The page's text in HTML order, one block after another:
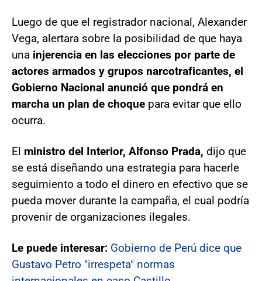
Luego de que el registrador nacional, Alexander
Vega, alertara sobre la posibilidad de que haya
una injerencia en las elecciones por parte de
actores armados y grupos narcotraficantes, el
Gobierno Nacional anunció que pondrá en
marcha un plan de choque para evitar que ello
ocurra.
El ministro del Interior, Alfonso Prada, dijo que
se está diseñando una estrategia para hacerle
seguimiento a todo el dinero en efectivo que se
pueda mover durante la campaña, el cual podría
provenir de organizaciones ilegales.
Le puede interesar: Gobierno de Perú dice que
Gustavo Petro "irrespeta" normas